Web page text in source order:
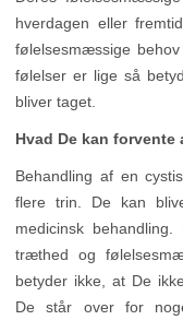
hverdagen eller
følelsesmæssige
følelser er lige så
bliver taget.
Hvad De kan forvente
Behandling af en
flere trin. De kan
medicinsk
træthed og
betyder ikke, at De
De står over for